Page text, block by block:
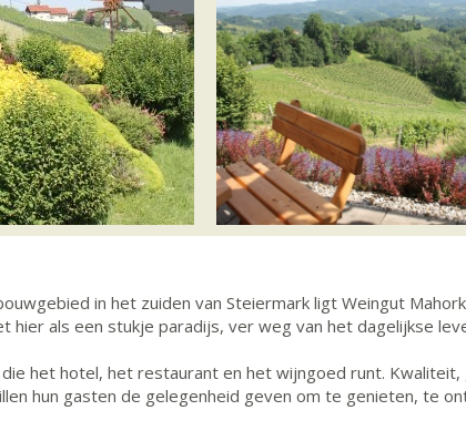
in het zuiden van Steiermark ligt Weingut
als een stukje paradijs, ver weg van het dagelijkse
het hotel, het restaurant en het wijngoed runt.
hun gasten de gelegenheid geven om te genieten, te